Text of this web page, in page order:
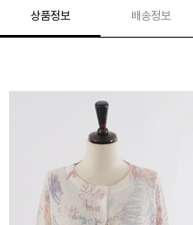
상품정보 배송정보